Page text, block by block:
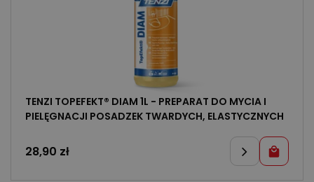
TENZI TOPEFEKT® DIAM 1L - PREPARAT DO MYCIA I
PIELĘGNACJI POSADZEK TWARDYCH, ELASTYCZNYCH
28,90 zł